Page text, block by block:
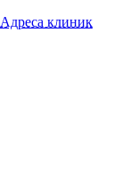
Aдреса клиник